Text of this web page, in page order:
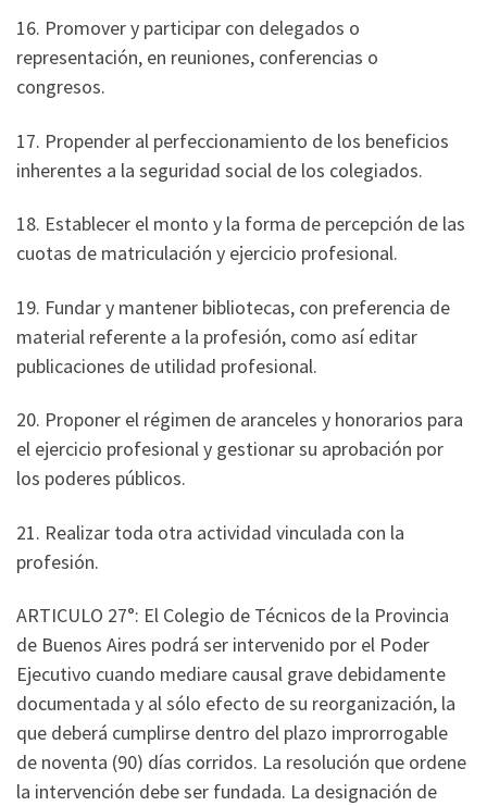
16. Promover y participar con delegados o
representación, en reuniones, conferencias o
congresos.
17. Propender al perfeccionamiento de los beneficios
inherentes a la seguridad social de los colegiados.
18. Establecer el monto y la forma de percepción de las
cuotas de matriculación y ejercicio profesional.
19. Fundar y mantener bibliotecas, con preferencia de
material referente a la profesión, como así editar
publicaciones de utilidad profesional.
20. Proponer el régimen de aranceles y honorarios para
el ejercicio profesional y gestionar su aprobación por
los poderes públicos.
21. Realizar toda otra actividad vinculada con la
profesión.
ARTICULO 27°: El Colegio de Técnicos de la Provincia
de Buenos Aires podrá ser intervenido por el Poder
Ejecutivo cuando mediare causal grave debidamente
documentada y al sólo efecto de su reorganización, la
que deberá cumplirse dentro del plazo improrrogable
de noventa (90) días corridos. La resolución que ordene
la intervención debe ser fundada. La designación de